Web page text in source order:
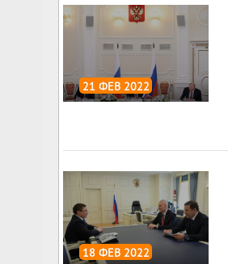
21 ФЕВ 2022
18 ФЕВ 2022